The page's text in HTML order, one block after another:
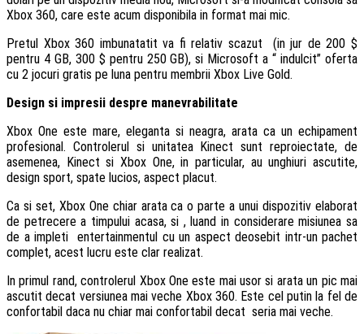
Xbox 360, care este acum disponibila in format mai mic.
Pretul Xbox 360 imbunatatit va fi relativ scazut (in jur de 200 $
pentru 4 GB, 300 $ pentru 250 GB), si Microsoft a “ indulcit” oferta
cu 2 jocuri gratis pe luna pentru membrii Xbox Live Gold.
Design si impresii despre manevrabilitate
Xbox One este mare, eleganta si neagra, arata ca un echipament
profesional. Controlerul si unitatea Kinect sunt reproiectate, de
asemenea, Kinect si Xbox One, in particular, au unghiuri ascutite,
design sport, spate lucios, aspect placut.
Ca si set, Xbox One chiar arata ca o parte a unui dispozitiv elaborat
de petrecere a timpului acasa, si , luand in considerare misiunea sa
de a impleti entertainmentul cu un aspect deosebit intr-un pachet
complet, acest lucru este clar realizat.
In primul rand, controlerul Xbox One este mai usor si arata un pic mai
ascutit decat versiunea mai veche Xbox 360. Este cel putin la fel de
confortabil daca nu chiar mai confortabil decat seria mai veche.